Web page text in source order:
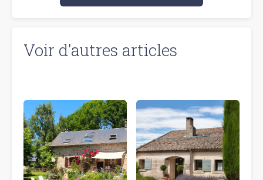
Voir d'autres articles